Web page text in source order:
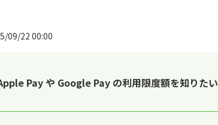
09/22 00:00
Pay や Google Pay の利用限度額を知りたい